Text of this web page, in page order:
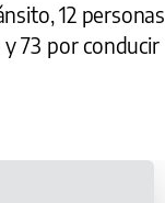
12 personas
73 por conducir